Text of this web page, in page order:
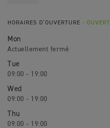
HORAIRES D’OUVERTURE - OUVERT
Mon
Tue
09:00 - 19:00
Wed
09:00 - 19:00
Thu
09:00 - 19:00